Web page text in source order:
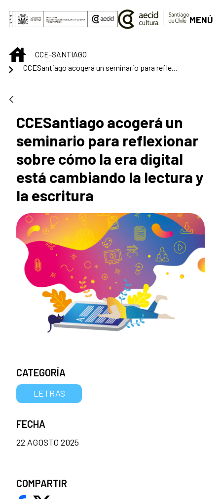
Saltar al contenido principal
MENÚ
INICIOCCE-SANTIAGO
CCESantiago acogerá un seminario para reflexionar sobre cómo la era digital está cambiando la lectura y la escritura
CCESantiago acogerá un
seminario para reflexionar
sobre cómo la era digital
está cambiando la lectura y
la escritura
CATEGORÍA
LETRAS
FECHA
22 AGOSTO 2025
COMPARTIR